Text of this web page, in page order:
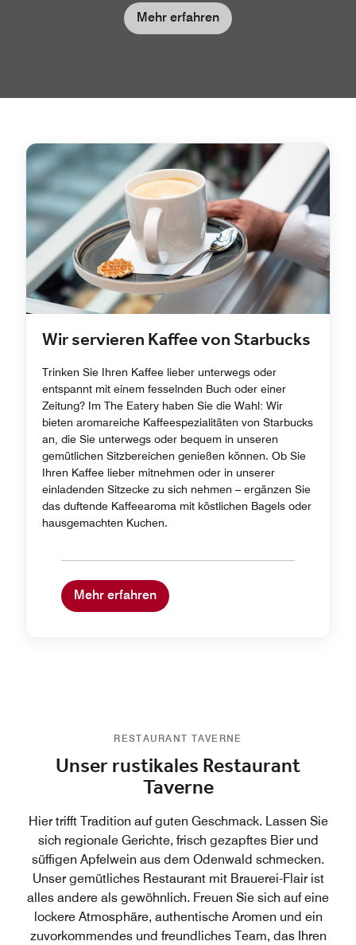
Mehr erfahren
Wir servieren Kaffee von Starbucks
Trinken Sie Ihren Kaffee lieber unterwegs oder
entspannt mit einem fesselnden Buch oder einer
Zeitung? Im The Eatery haben Sie die Wahl: Wir
bieten aromareiche Kaffeespezialitäten von Starbucks
an, die Sie unterwegs oder bequem in unseren
gemütlichen Sitzbereichen genießen können. Ob Sie
Ihren Kaffee lieber mitnehmen oder in unserer
einladenden Sitzecke zu sich nehmen – ergänzen Sie
das duftende Kaffeearoma mit köstlichen Bagels oder
hausgemachten Kuchen.
Mehr erfahren
RESTAURANT TAVERNE
Unser rustikales Restaurant
Taverne
Hier trifft Tradition auf guten Geschmack. Lassen Sie
sich regionale Gerichte, frisch gezapftes Bier und
süffigen Apfelwein aus dem Odenwald schmecken.
Unser gemütliches Restaurant mit Brauerei-Flair ist
alles andere als gewöhnlich. Freuen Sie sich auf eine
lockere Atmosphäre, authentische Aromen und ein
zuvorkommendes und freundliches Team, das Ihren